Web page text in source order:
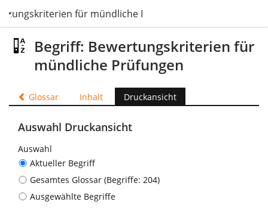
für mündliche Prüfungen
Begriff: Bewertungskriterien für
mündliche Prüfungen
Glossar Inhalt Druckansicht
Auswahl Druckansicht
Auswahl
Aktueller Begriff
Gesamtes Glossar (Begriffe: 204)
Ausgewählte Begriffe